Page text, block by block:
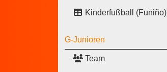
Kinderfußball (Funiño)
G-Junioren
Team